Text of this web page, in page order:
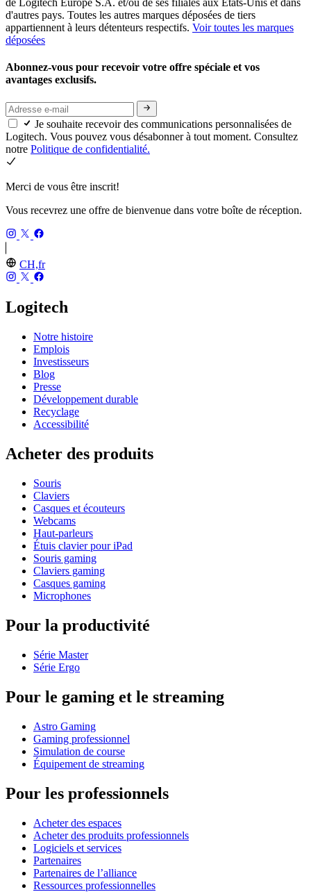
d'autres pays. Toutes les autres marques déposées de tiers
appartiennent à leurs détenteurs respectifs. Voir toutes les marques
déposées
Abonnez-vous pour recevoir votre offre spéciale et vos
avantages exclusifs.
Je souhaite recevoir des communications personnalisées de
Logitech. Vous pouvez vous désabonner à tout moment. Consultez
notre Politique de confidentialité.
Merci de vous être inscrit!
Vous recevrez une offre de bienvenue dans votre boîte de réception.
CH,fr
Logitech
Notre histoire
Emplois
Investisseurs
Blog
Presse
Développement durable
Recyclage
Accessibilité
Acheter des produits
Souris
Claviers
Casques et écouteurs
Webcams
Haut-parleurs
Étuis clavier pour iPad
Souris gaming
Claviers gaming
Casques gaming
Microphones
Pour la productivité
Série Master
Série Ergo
Pour le gaming et le streaming
Astro Gaming
Gaming professionnel
Simulation de course
Équipement de streaming
Pour les professionnels
Acheter des espaces
Acheter des produits professionnels
Logiciels et services
Partenaires
Partenaires de l’alliance
Ressources professionnelles